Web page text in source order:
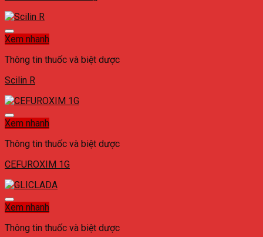
Xem nhanh
Thông tin thuốc và biệt dược
Scilin R
Xem nhanh
Thông tin thuốc và biệt dược
CEFUROXIM 1G
Xem nhanh
Thông tin thuốc và biệt dược